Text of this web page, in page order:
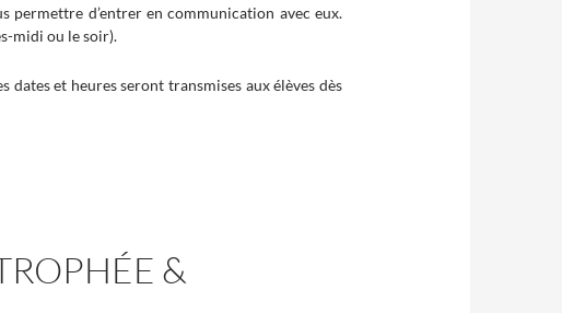
permettre d’entrer en communication avec eux.
midi ou le soir).
dates et heures seront transmises aux élèves dès
&